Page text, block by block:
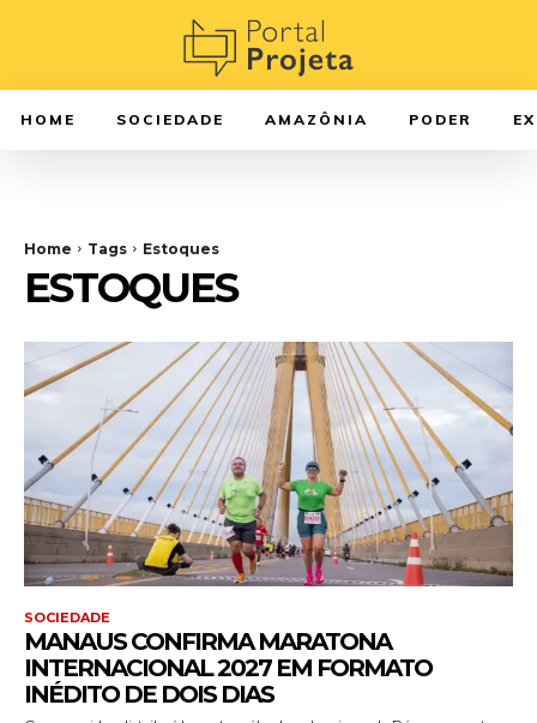
HOME SOCIEDADE AMAZÔNIA PODER
Home Tags Estoques
ESTOQUES
SOCIEDADE
MANAUS CONFIRMA MARATONA
INTERNACIONAL 2027 EM FORMATO
INÉDITO DE DOIS DIAS